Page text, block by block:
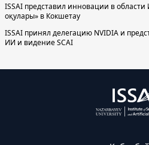
ISSAI представил инновации в
оқулары» в Кокшетау
ISSAI принял делегацию NVIDIA и
ИИ и видение SCAI